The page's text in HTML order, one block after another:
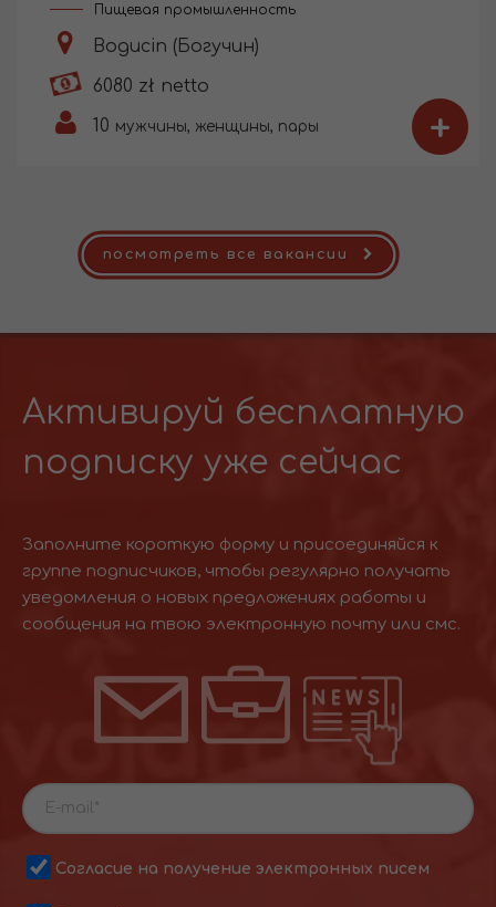
Пищевая промышленность
Bogucin (Богучин)
6080 zł netto
10 мужчины, женщины, пары +
посмотреть все вакансии
Активируй бесплатную
подписку уже сейчас
Заполните короткую форму и присоединяйся к
группе подписчиков, чтобы регулярно получать
уведомления о новых предложениях работы и
сообщения на твою электронную почту или смс.
Согласие на получение электронных писем